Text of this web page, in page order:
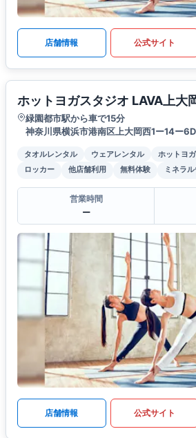
店舗情報 公式サイト
ホットヨガスタジオ LAVA上大
緑園都市駅から車で15分
神奈川県横浜市港南区上大岡西1ー14ー
タオルレンタル ウェアレンタル ホットヨガ
ロッカー
他店舗利用 無料体験 ミネラ
営業時間
ー
店舗情報 公式サイト